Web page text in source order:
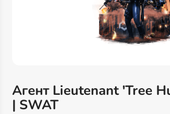
Агент Lieutenant 'Tree
| SWAT